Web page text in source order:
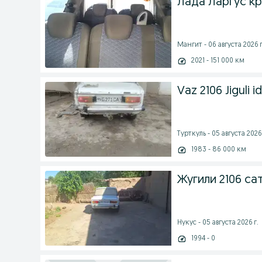
Лада Ларгус
Мангит - 06 августа 2026
2021 - 151 000 км
Vaz 2106 Jiguli
Турткуль - 05 августа 2026
1983 - 86 000 км
Жугили 2106
Нукус - 05 августа 2026 г.
1994 - 0